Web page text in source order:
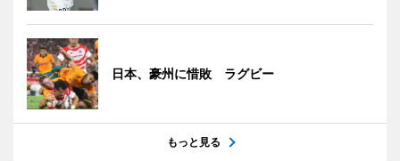
日本、豪州に惜敗 ラグビー
もっと見る